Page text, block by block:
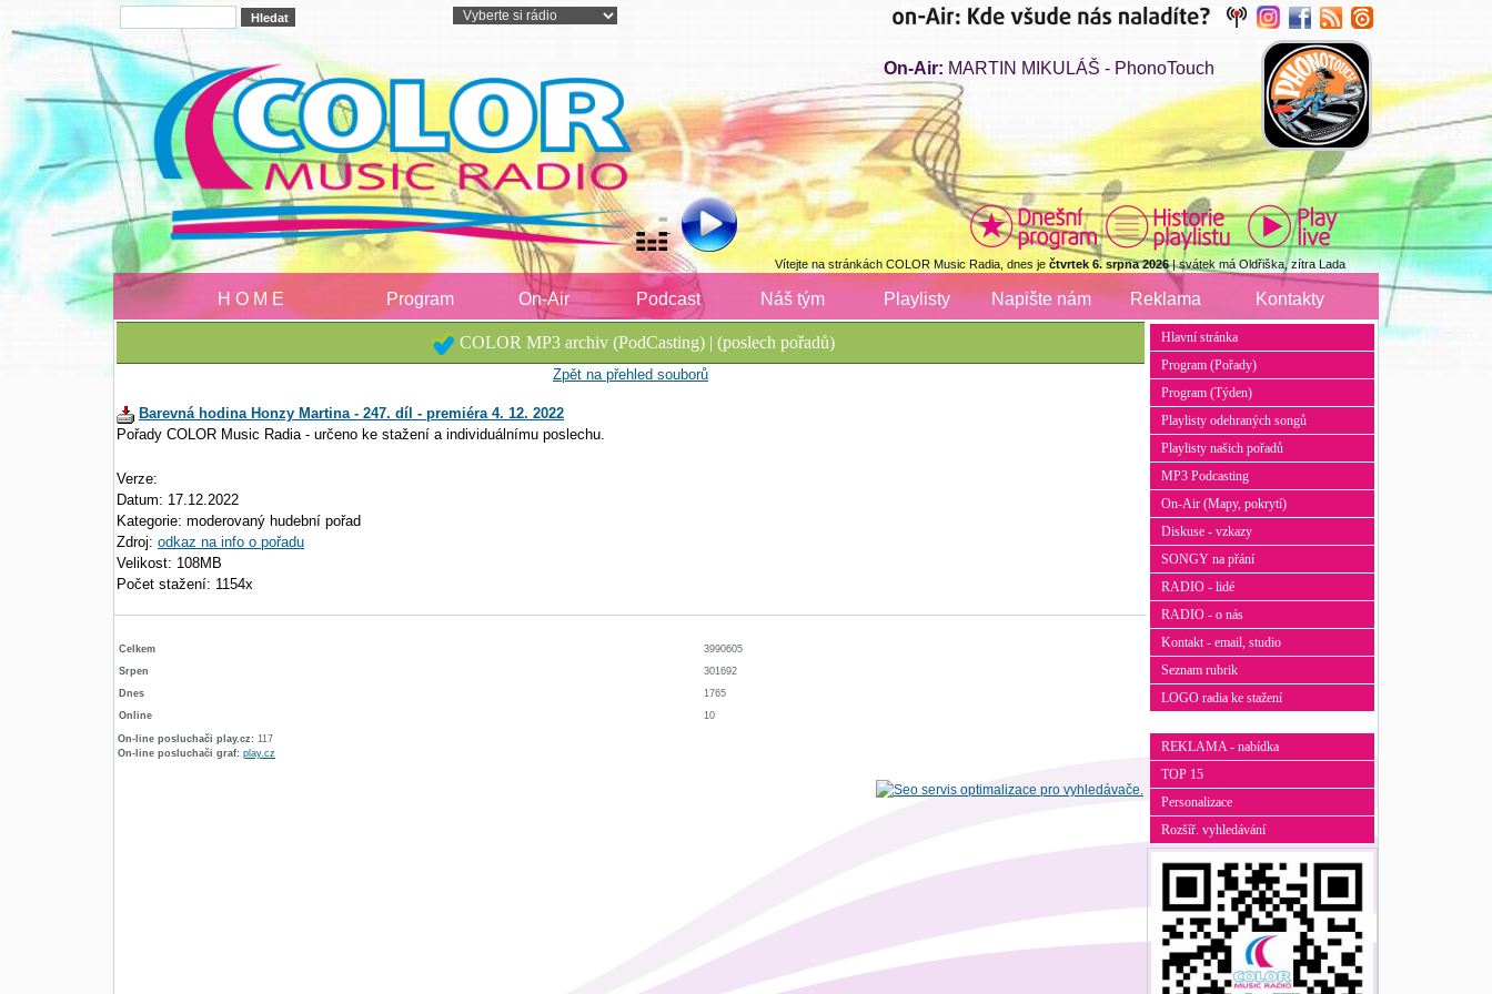
On-Air: MARTIN MIKULÁŠ - PhonoTouch
Vítejte na stránkách COLOR Music Radia, dnes je čtvrtek 6. srpna 2026| svátek má Oldřiška, zítra Lada
H O M E Program On-Air Podcast Náš tým Playlisty Napište nám Reklama Kontakty
COLOR MP3 archiv (PodCasting) | (poslech pořadů)
Zpět na přehled souborů
Barevná hodina Honzy Martina - 247. díl - premiéra 4. 12. 2022
Pořady COLOR Music Radia - určeno ke stažení a individuálnímu poslechu.
Verze:
Datum: 17.12.2022
Kategorie: moderovaný hudební pořad
Zdroj: odkaz na info o pořadu
Velikost: 108MB
Počet stažení: 1154x
Celkem
3990605
Srpen
301692
Dnes
1765
Online
10
On-line posluchači play.cz: 117
On-line posluchači graf: play.cz
Hlavní stránka
Program (Pořady)
Program (Týden)
Playlisty odehraných songů
Playlisty našich pořadů
MP3 Podcasting
On-Air (Mapy, pokrytí)
Diskuse - vzkazy
SONGY na přání
RADIO - lidé
RADIO - o nás
Kontakt - email, studio
Seznam rubrik
LOGO radia ke stažení
REKLAMA - nabídka
TOP 15
Personalizace
Rozšíř. vyhledávání